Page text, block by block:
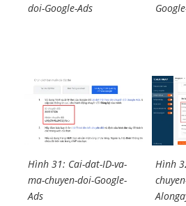
doi-Google-Ads
Hình 31: Cai-dat-ID-va-
ma-chuyen-doi-Google-
Ads
Hình